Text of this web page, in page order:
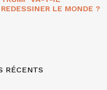
REDESSINER LE MONDE ?
RÉCENTS